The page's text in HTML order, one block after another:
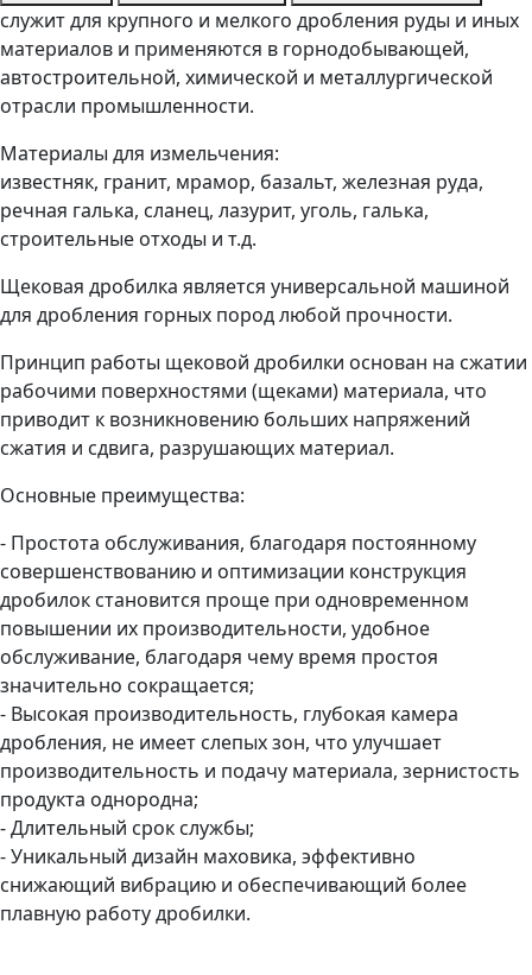
служит для крупного и мелкого дробления руды и иных
материалов и применяются в горнодобывающей,
автостроительной, химической и металлургической
отрасли промышленности.
Материалы для измельчения:
известняк, гранит, мрамор, базальт, железная руда,
речная галька, сланец, лазурит, уголь, галька,
строительные отходы и т.д.
Щековая дробилка является универсальной машиной
для дробления горных пород любой прочности.
Принцип работы щековой дробилки основан на сжатии
рабочими поверхностями (щеками) материала, что
приводит к возникновению больших напряжений
сжатия и сдвига, разрушающих материал.
Основные преимущества:
- Простота обслуживания, благодаря постоянному
совершенствованию и оптимизации конструкция
дробилок становится проще при одновременном
повышении их производительности, удобное
обслуживание, благодаря чему время простоя
значительно сокращается;
- Высокая производительность, глубокая камера
дробления, не имеет слепых зон, что улучшает
производительность и подачу материала, зернистость
продукта однородна;
- Длительный срок службы;
- Уникальный дизайн маховика, эффективно
снижающий вибрацию и обеспечивающий более
плавную работу дробилки.